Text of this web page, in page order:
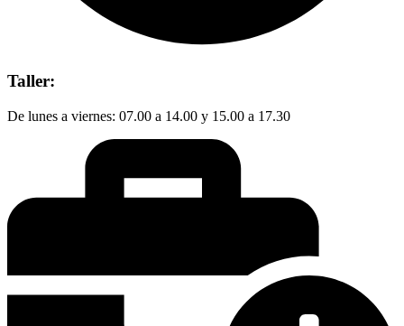
Taller:
De lunes a viernes: 07.00 a 14.00 y 15.00 a 17.30